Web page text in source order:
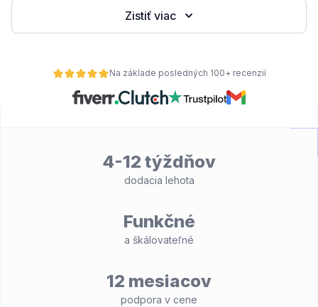
Zistiť viac
Na základe posledných 100+ recenzií
4-12 týždňov
dodacia lehota
Funkčné
a škálovateľné
12 mesiacov
podpora v cene